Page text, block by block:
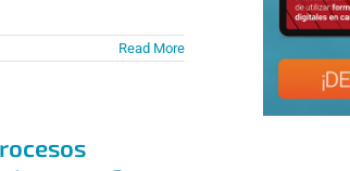
Read More